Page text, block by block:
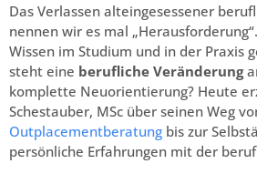
Das Verlassen alteingesessener
nennen wir es mal
Wissen im Studium und in der Praxis
steht eine berufliche Veränderung
komplette Neuorientierung? Heute
Schestauber, MSc über seinen Weg
Outplacementberatung bis zur
persönliche Erfahrungen mit der